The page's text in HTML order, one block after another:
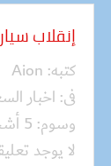
إنقلاب
كتبه: Aion
فى: اخبار
وسوم: 5 أشخاص
لا يوجد